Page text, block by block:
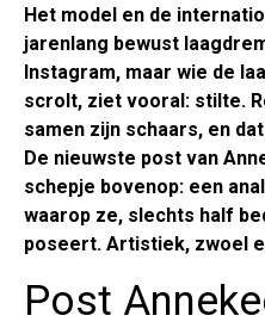
Het model en de
jarenlang bewust
Instagram, maar wie de
scrolt, ziet vooral: stilte.
samen zijn schaars, en
De nieuwste post van
schepje bovenop: een
waarop ze, slechts half
poseert. Artistiek, zwoel
Post